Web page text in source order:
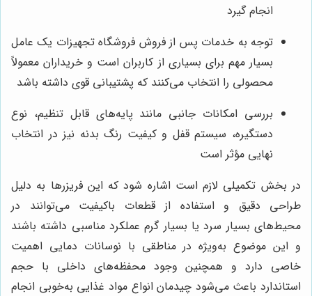
انجام گیرد
توجه به خدمات پس از فروش فروشگاه تجهیزات یک عامل
بسیار مهم برای بسیاری از کاربران است و خریداران معمولاً
محصولی را انتخاب می‌کنند که پشتیبانی قوی داشته باشد
بررسی امکانات جانبی مانند پایه‌های قابل تنظیم، نوع
دستگیره، سیستم قفل و کیفیت رنگ بدنه نیز در انتخاب
نهایی مؤثر است
در بخش تکمیلی لازم است اشاره شود که این فریزرها به دلیل
طراحی دقیق و استفاده از قطعات باکیفیت می‌توانند در
محیط‌های بسیار سرد یا بسیار گرم عملکرد مناسبی داشته باشند
و این موضوع به‌ویژه در مناطقی با نوسانات دمایی اهمیت
خاصی دارد و همچنین وجود محفظه‌های داخلی با حجم
استاندارد باعث می‌شود چیدمان انواع مواد غذایی به‌خوبی انجام